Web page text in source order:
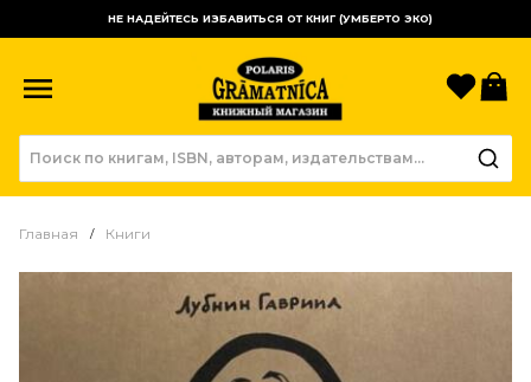
НЕ НАДЕЙТЕСЬ ИЗБАВИТЬСЯ ОТ КНИГ (УМБЕРТО ЭКО)
Главная Книги